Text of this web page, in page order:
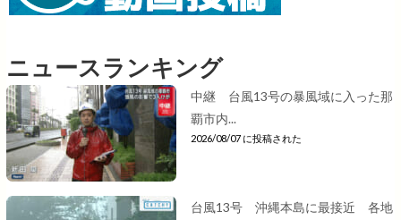
ニュースランキング
中継 台風13号の暴風域に入った那
覇市内...
2026/08/07 に投稿された
台風13号 沖縄本島に最接近 各地